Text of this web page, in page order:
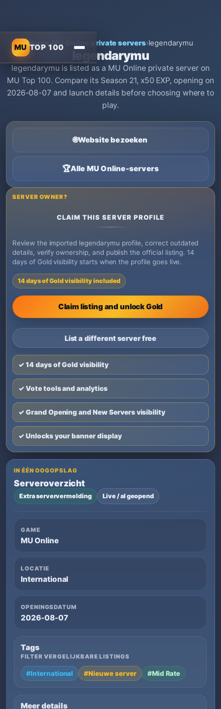
MU TOP 100
Home› MU Online private servers›legendarymu
legendarymu
legendarymu is listed as a MU Online private server on
MU Top 100. Compare its Season 21, x50 EXP, opening on
2026-08-07 and launch details before choosing where to
play.
🌐Website bezoeken
🏆Alle MU Online-servers
SERVER OWNER?
CLAIM THIS SERVER PROFILE
Review the imported legendarymu profile, correct outdated
details, verify ownership, and publish the official listing. 14
days of Gold visibility starts when the profile goes live.
14 days of Gold visibility included
Claim listing and unlock Gold
List a different server free
✓ 14 days of Gold visibility
✓ Vote tools and analytics
✓ Grand Opening and New Servers visibility
✓ Unlocks your banner display
IN ÉÉN OOGOPSLAG
Serveroverzicht
Extra serververmelding Live / al geopend
GAME
MU Online
LOCATIE
International
OPENINGSDATUM
2026-08-07
Tags
FILTER VERGELIJKBARE LISTINGS
#International #Nieuwe server #Mid Rate
Meer details